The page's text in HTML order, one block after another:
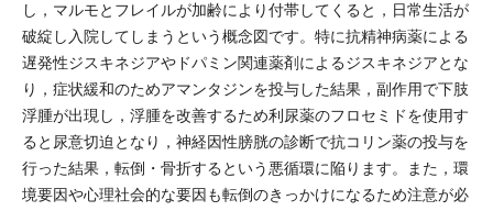
し，マルモとフレイルが加齢により付帯してくると，日常生活が
破綻し入院してしまうという概念図です。特に抗精神病薬による
遅発性ジスキネジアやドパミン関連薬剤によるジスキネジアとな
り，症状緩和のためアマンタジンを投与した結果，副作用で下肢
浮腫が出現し，浮腫を改善するため利尿薬のフロセミドを使用す
ると尿意切迫となり，神経因性膀胱の診断で抗コリン薬の投与を
行った結果，転倒・骨折するという悪循環に陥ります。また，環
境要因や心理社会的な要因も転倒のきっかけになるため注意が必